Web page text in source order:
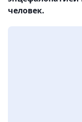
человек.